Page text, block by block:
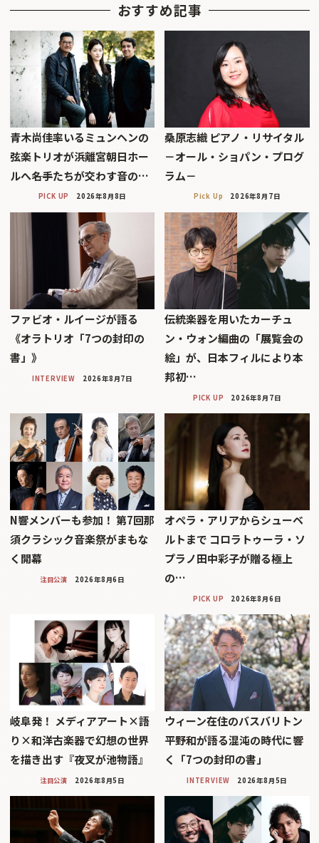
おすすめ記事
青木尚佳率いるミュンヘンの
弦楽トリオが浜離宮朝日ホー
ルへ――名手たちが交わす音の…
PICK UP 2026年8月8日
桑原志織 ピアノ・リサイタル
－オール・ショパン・プログ
ラム－
Pick Up 2026年8月7日
ファビオ・ルイージが語る
《オラトリオ「7つの封印の
書」》
INTERVIEW 2026年8月7日
伝統楽器を用いたカーチュ
ン・ウォン編曲の「展覧会の
絵」が、日本フィルにより本
邦初…
PICK UP 2026年8月7日
N響メンバーも参加！ 第7回那
須クラシック音楽祭がまもな
く開幕
注目公演 2026年8月6日
オペラ・アリアからシューベ
ルトまで コロラトゥーラ・ソ
プラノ田中彩子が贈る極上
の…
PICK UP 2026年8月6日
岐阜発！ メディアアート×語
り×和洋古楽器で幻想の世界
を描き出す『夜叉が池物語』
注目公演 2026年8月5日
ウィーン在住のバスバリトン
平野和が語る混沌の時代に響
く「7つの封印の書」
INTERVIEW 2026年8月5日